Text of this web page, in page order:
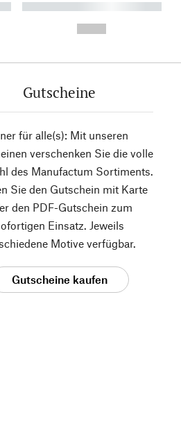
----------- ----------- ----------
Gutscheine
für alle(s): Mit unseren
verschenken Sie die volle
des Manufactum Sortiments.
Sie den Gutschein mit Karte
den PDF-Gutschein zum
Einsatz. Jeweils
Motive verfügbar.
Gutscheine kaufen